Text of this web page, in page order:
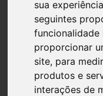
sua
seguintes
proporcionar
site, para
produtos e
interações de